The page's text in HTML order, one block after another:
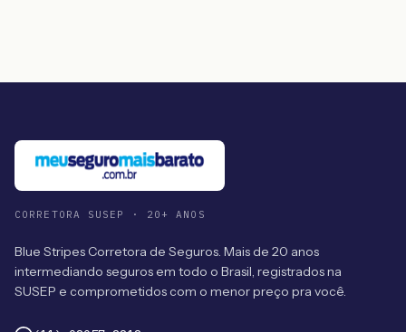
CORRETORA SUSEP · 20+ ANOS
Blue Stripes Corretora de Seguros. Mais de 20 anos
intermediando seguros em todo o Brasil, registrados na
SUSEP e comprometidos com o menor preço pra você.